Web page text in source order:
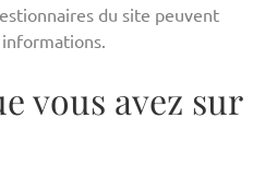
du site peuvent
vous avez sur